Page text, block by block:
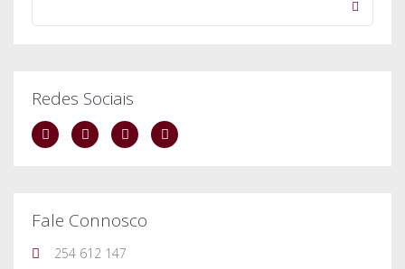
Redes Sociais
Fale Connosco
254 612 147